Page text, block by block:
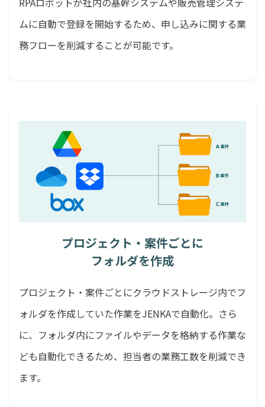
ムに自動で登録を開始するため、申し込みに関する業
務フローを削減することが可能です。
プロジェクト・案件ごとに
フォルダを作成
プロジェクト・案件ごとにクラウドストレージ内でフ
ォルダを作成していた作業をJENKAで自動化。さら
に、フォルダ内にファイルやデータを格納する作業な
ども自動化できるため、担当者の業務工数を削減でき
ます。